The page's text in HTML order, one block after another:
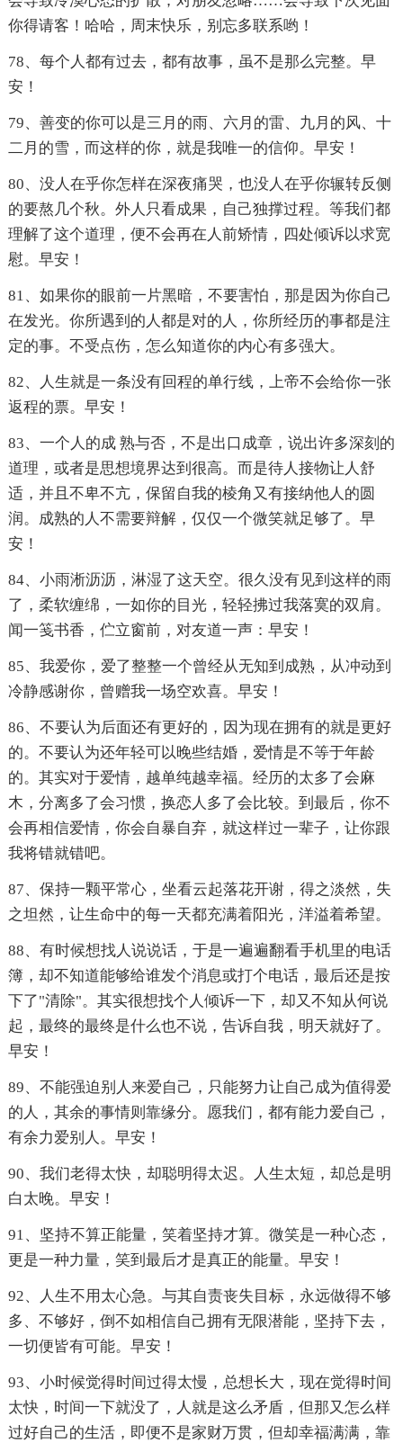
你得请客！哈哈，周末快乐，别忘多联系哟！
78、每个人都有过去，都有故事，虽不是那么完整。早
安！
79、善变的你可以是三月的雨、六月的雷、九月的风、十
二月的雪，而这样的你，就是我唯一的信仰。早安！
80、没人在乎你怎样在深夜痛哭，也没人在乎你辗转反侧
的要熬几个秋。外人只看成果，自己独撑过程。等我们都
理解了这个道理，便不会再在人前矫情，四处倾诉以求宽
慰。早安！
81、如果你的眼前一片黑暗，不要害怕，那是因为你自己
在发光。你所遇到的人都是对的人，你所经历的事都是注
定的事。不受点伤，怎么知道你的内心有多强大。
82、人生就是一条没有回程的单行线，上帝不会给你一张
返程的票。早安！
83、一个人的成 熟与否，不是出口成章，说出许多深刻的
道理，或者是思想境界达到很高。而是待人接物让人舒
适，并且不卑不亢，保留自我的棱角又有接纳他人的圆
润。成熟的人不需要辩解，仅仅一个微笑就足够了。早
安！
84、小雨淅沥沥，淋湿了这天空。很久没有见到这样的雨
了，柔软缠绵，一如你的目光，轻轻拂过我落寞的双肩。
闻一笺书香，伫立窗前，对友道一声：早安！
85、我爱你，爱了整整一个曾经从无知到成熟，从冲动到
冷静感谢你，曾赠我一场空欢喜。早安！
86、不要认为后面还有更好的，因为现在拥有的就是更好
的。不要认为还年轻可以晚些结婚，爱情是不等于年龄
的。其实对于爱情，越单纯越幸福。经历的太多了会麻
木，分离多了会习惯，换恋人多了会比较。到最后，你不
会再相信爱情，你会自暴自弃，就这样过一辈子，让你跟
我将错就错吧。
87、保持一颗平常心，坐看云起落花开谢，得之淡然，失
之坦然，让生命中的每一天都充满着阳光，洋溢着希望。
88、有时候想找人说说话，于是一遍遍翻看手机里的电话
簿，却不知道能够给谁发个消息或打个电话，最后还是按
下了"清除"。其实很想找个人倾诉一下，却又不知从何说
起，最终的最终是什么也不说，告诉自我，明天就好了。
早安！
89、不能强迫别人来爱自己，只能努力让自己成为值得爱
的人，其余的事情则靠缘分。愿我们，都有能力爱自己，
有余力爱别人。早安！
90、我们老得太快，却聪明得太迟。人生太短，却总是明
白太晚。早安！
91、坚持不算正能量，笑着坚持才算。微笑是一种心态，
更是一种力量，笑到最后才是真正的能量。早安！
92、人生不用太心急。与其自责丧失目标，永远做得不够
多、不够好，倒不如相信自己拥有无限潜能，坚持下去，
一切便皆有可能。早安！
93、小时候觉得时间过得太慢，总想长大，现在觉得时间
太快，时间一下就没了，人就是这么矛盾，但那又怎么样
过好自己的生活，即便不是家财万贯，但却幸福满满，靠